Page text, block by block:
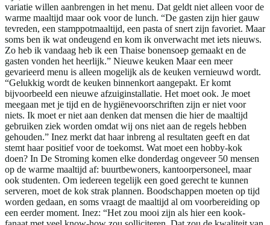
variatie willen aanbrengen in het menu. Dat geldt niet alleen voor de
warme maaltijd maar ook voor de lunch. “De gasten zijn hier gauw
tevreden, een stamppotmaaltijd, een pasta of snert zijn favoriet. Maar
soms ben ik wat ondeugend en kom ik onverwacht met iets nieuws.
Zo heb ik vandaag heb ik een Thaise bonensoep gemaakt en de
gasten vonden het heerlijk.” Nieuwe keuken Maar een meer
gevarieerd menu is alleen mogelijk als de keuken vernieuwd wordt.
“Gelukkig wordt de keuken binnenkort aangepakt. Er komt
bijvoorbeeld een nieuwe afzuiginstallatie. Het moet ook. Je moet
meegaan met je tijd en de hygiënevoorschriften zijn er niet voor
niets. Ik moet er niet aan denken dat mensen die hier de maaltijd
gebruiken ziek worden omdat wij ons niet aan de regels hebben
gehouden.” Inez merkt dat haar inbreng al resultaten geeft en dat
stemt haar positief voor de toekomst. Wat moet een hobby-kok
doen? In De Stroming komen elke donderdag ongeveer 50 mensen
op de warme maaltijd af: buurtbewoners, kantoorpersoneel, maar
ook studenten. Om iedereen tegelijk een goed gerecht te kunnen
serveren, moet de kok strak plannen. Boodschappen moeten op tijd
worden gedaan, en soms vraagt de maaltijd al om voorbereiding op
een eerder moment. Inez: “Het zou mooi zijn als hier een kook-